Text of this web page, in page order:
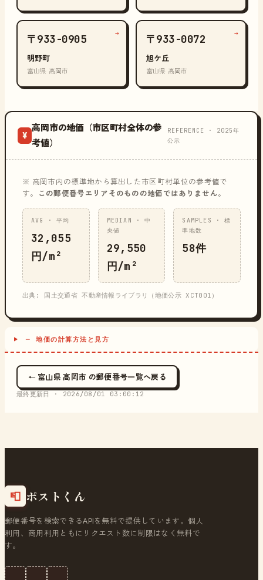
〒933-0905
明野町
富山県 高岡市
→ 〒933-0072
旭ケ丘
富山県 高岡市
→
¥
高岡市の地価（市区町村全体の参
考値）
REFERENCE · 2025年
公示
※ 高岡市内の標準地から算出した市区町村単位の参考値で
す。
この郵便番号エリアそのものの地価ではありません。
AVG · 平均
32,055
円/m²
MEDIAN · 中
央値
29,550
円/m²
SAMPLES · 標
準地数
58件
出典: 国土交通省 不動産情報ライブラリ（地価公示 XCT001）
─ 地価の計算方法と見方
← 富山県 高岡市 の郵便番号一覧へ戻る
最終更新日 · 2026/08/01 03:00:12
📮 ポストくん
郵便番号を検索できるAPIを無料で提供しています。個人
利用、商用利用ともにリクエスト数に制限はなく無料で
す。